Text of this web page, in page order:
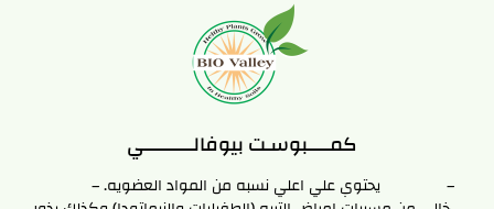
كمـــــبوسـت بيوفالـــــــــــي
– يحتوي علي اعلي نسبه من المواد العضويه. –